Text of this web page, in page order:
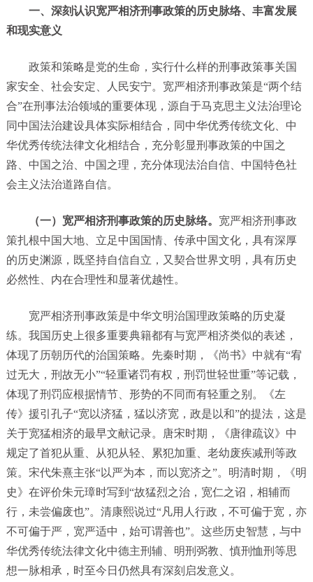
一、深刻认识宽严相济刑事政策的历史脉络、丰富发展
和现实意义
政策和策略是党的生命，实行什么样的刑事政策事关国
家安全、社会安定、人民安宁。宽严相济刑事政策是“两个结
合”在刑事法治领域的重要体现，源自于马克思主义法治理论
同中国法治建设具体实际相结合，同中华优秀传统文化、中
华优秀传统法律文化相结合，充分彰显刑事政策的中国之
路、中国之治、中国之理，充分体现法治自信、中国特色社
会主义法治道路自信。
（一）宽严相济刑事政策的历史脉络。 宽严相济刑事政
策扎根中国大地、立足中国国情、传承中国文化，具有深厚
的历史渊源，既坚持自信自立，又契合世界文明，具有历史
必然性、内在合理性和显著优越性。
宽严相济刑事政策是中华文明治国理政策略的历史凝
练。我国历史上很多重要典籍都有与宽严相济类似的表述，
体现了历朝历代的治国策略。先秦时期，《尚书》中就有“宥
过无大，刑故无小”“轻重诸罚有权，刑罚世轻世重”等记载，
体现了刑罚应根据情节、形势的不同而有轻重之别。《左
传》援引孔子“宽以济猛，猛以济宽，政是以和”的提法，这是
关于宽猛相济的最早文献记录。唐宋时期，《唐律疏议》中
规定了首犯从重、从犯从轻、累犯加重、老幼废疾减刑等政
策。宋代朱熹主张“以严为本，而以宽济之”。明清时期，《明
史》在评价朱元璋时写到“故猛烈之治，宽仁之诏，相辅而
行，未尝偏废也”。清康熙说过“凡用人行政，不可偏于宽，亦
不可偏于严，宽严适中，始可谓善也”。这些历史智慧，与中
华优秀传统法律文化中德主刑辅、明刑弼教、慎刑恤刑等思
想一脉相承，时至今日仍然具有深刻启发意义。